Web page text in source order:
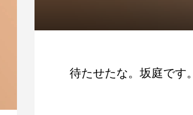
待たせたな。坂庭です。